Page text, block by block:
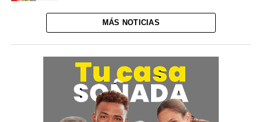
MÁS NOTICIAS